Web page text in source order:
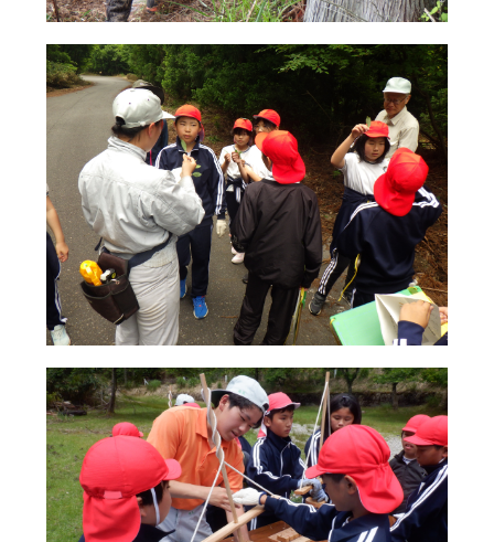
サイト内検索
検索